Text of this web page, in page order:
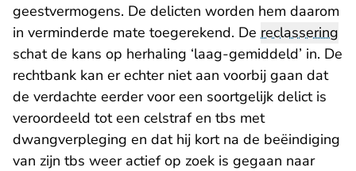
geestvermogens. De delicten worden hem daarom
in verminderde mate toegerekend. De reclassering
schat de kans op herhaling ‘laag-gemiddeld’ in. De
rechtbank kan er echter niet aan voorbij gaan dat
de verdachte eerder voor een soortgelijk delict is
veroordeeld tot een celstraf en tbs met
dwangverpleging en dat hij kort na de beëindiging
van zijn tbs weer actief op zoek is gegaan naar